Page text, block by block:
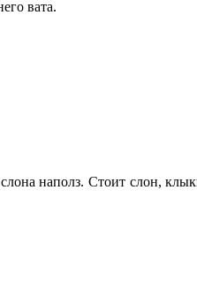
вата.
наполз. Стоит слон,